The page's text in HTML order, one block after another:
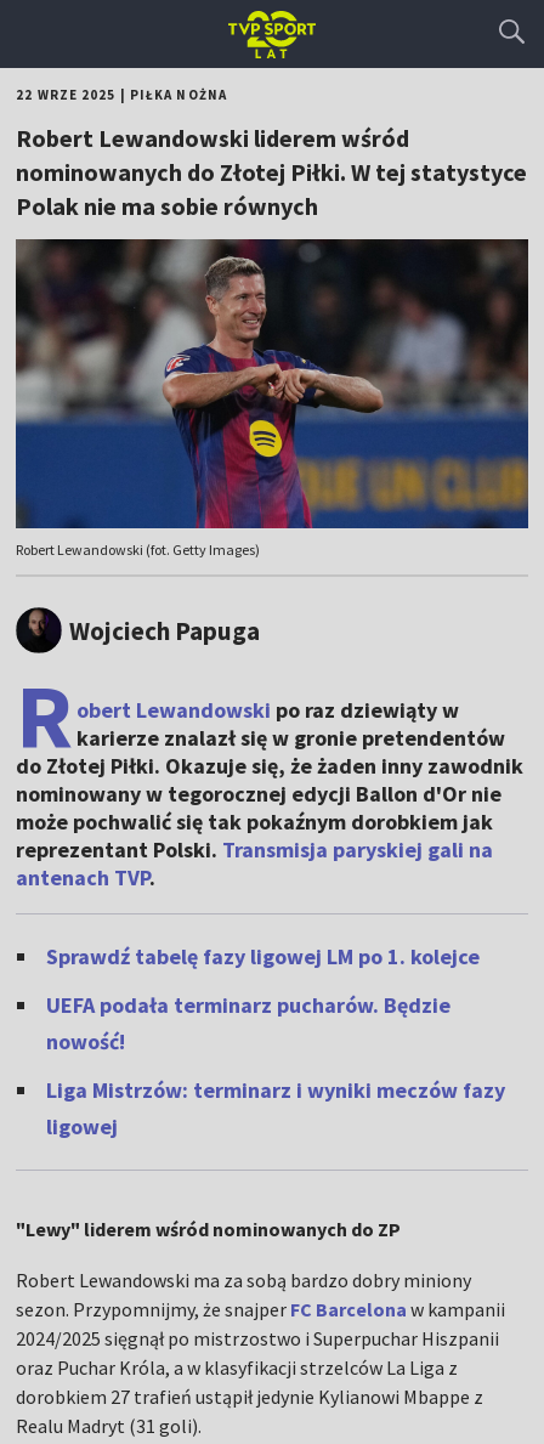
22 WRZE 2025 PIŁKA NOŻNA
Robert Lewandowski liderem wśród
nominowanych do Złotej Piłki. W tej statystyce
Polak nie ma sobie równych
Robert Lewandowski (fot. Getty Images)
Wojciech Papuga
R obert Lewandowski po raz dziewiąty w
karierze znalazł się w gronie pretendentów
do Złotej Piłki. Okazuje się, że żaden inny zawodnik
nominowany w tegorocznej edycji Ballon d'Or nie
może pochwalić się tak pokaźnym dorobkiem jak
reprezentant Polski. Transmisja paryskiej gali na
antenach TVP.
Sprawdź tabelę fazy ligowej LM po 1. kolejce
UEFA podała terminarz pucharów. Będzie
nowość!
Liga Mistrzów: terminarz i wyniki meczów fazy
ligowej
"Lewy" liderem wśród nominowanych do ZP
Robert Lewandowski ma za sobą bardzo dobry miniony
sezon. Przypomnijmy, że snajper FC Barcelona w kampanii
2024/2025 sięgnął po mistrzostwo i Superpuchar Hiszpanii
oraz Puchar Króla, a w klasyfikacji strzelców La Liga z
dorobkiem 27 trafień ustąpił jedynie Kylianowi Mbappe z
Realu Madryt (31 goli).